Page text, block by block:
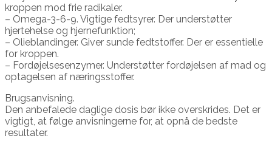
kroppen mod frie radikaler.
– Omega-3-6-9. Vigtige fedtsyrer. Der understøtter
hjertehelse og hjernefunktion;
– Olieblandinger. Giver sunde fedtstoffer. Der er essentielle
for kroppen.
– Fordøjelsesenzymer. Understøtter fordøjelsen af mad og
optagelsen af næringsstoffer.
Brugsanvisning.
Den anbefalede daglige dosis bør ikke overskrides. Det er
vigtigt, at følge anvisningerne for, at opnå de bedste
resultater.